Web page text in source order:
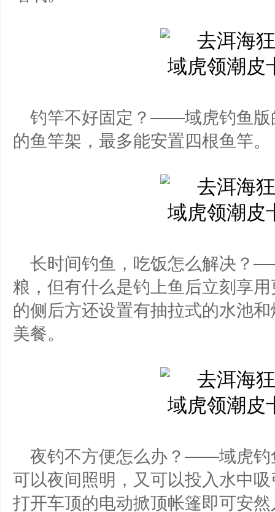
钓竿不好固定？——域虎钓鱼版
的鱼竿架，最多能安置四根鱼竿。
长时间钓鱼，吃饭怎么解决？
粮，但有什么是钓上鱼后立刻享
的侧后方还设置有抽拉式的水池
美餐。
夜钓不方便怎么办？——域虎钓
可以夜间照明，又可以投入水中
打开车顶的电动掀顶帐篷即可安